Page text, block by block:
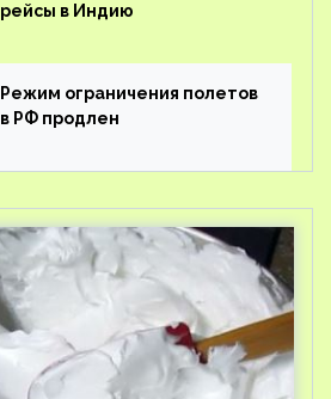
рейсы в Индию
Режим ограничения полетов
в РФ продлен